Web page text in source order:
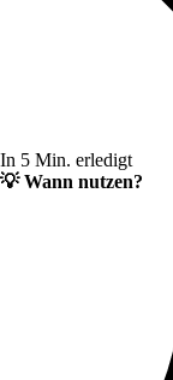
In 5 Min. erledigt
💡Wann nutzen?